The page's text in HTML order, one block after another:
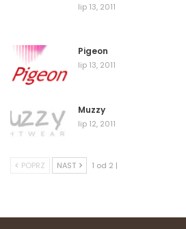
lip 13, 2011
Pigeon
lip 13, 2011
Muzzy
lip 12, 2011
POPRZ NAST 1 od 2 |